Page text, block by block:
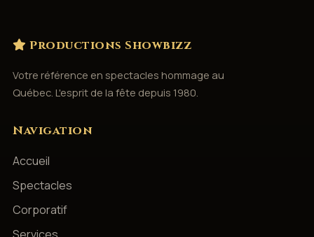
Productions Showbizz
Votre référence en spectacles hommage au
Québec. L'esprit de la fête depuis 1980.
Navigation
Accueil
Spectacles
Corporatif
Services